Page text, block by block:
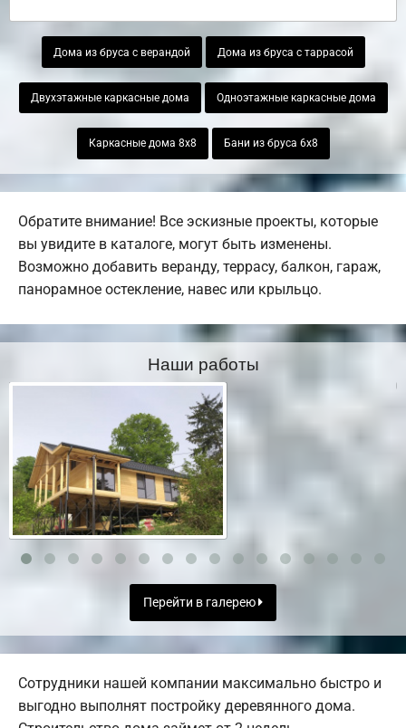
Дома из бруса с верандой Дома из бруса с таррасой
Двухэтажные каркасные дома Одноэтажные каркасные дома
Каркасные дома 8х8 Бани из бруса 6х8
Обратите внимание! Все эскизные проекты, которые
вы увидите в каталоге, могут быть изменены.
Возможно добавить веранду, террасу, балкон, гараж,
панорамное остекление, навес или крыльцо.
Наши работы
Перейти в галерею
Сотрудники нашей компании максимально быстро и
выгодно выполнят постройку деревянного дома.